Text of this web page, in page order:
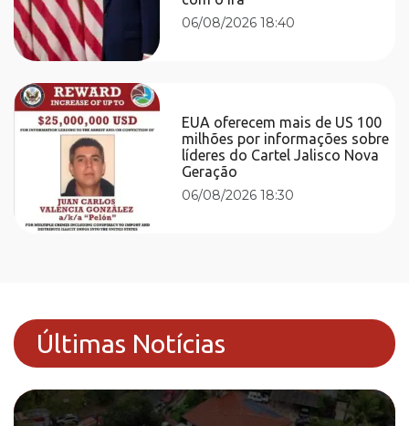
06/08/2026 18:40
EUA oferecem mais de US 100
milhões por informações sobre
líderes do Cartel Jalisco Nova
Geração
06/08/2026 18:30
Últimas Notícias